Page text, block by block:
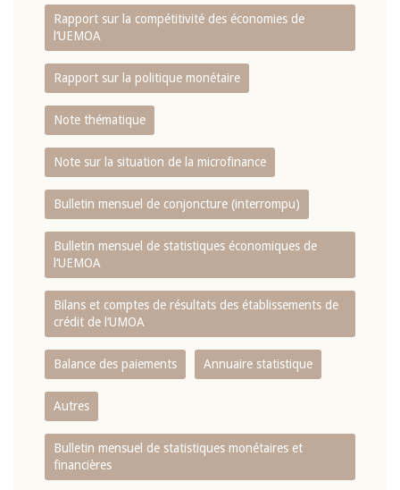
Rapport sur la compétitivité des économies de
l‘UEMOA
Rapport sur la politique monétaire
Note thématique
Note sur la situation de la microfinance
Bulletin mensuel de conjoncture (interrompu)
Bulletin mensuel de statistiques économiques de
l‘UEMOA
Bilans et comptes de résultats des établissements de
crédit de l‘UMOA
Balance des paiements Annuaire statistique
Autres
Bulletin mensuel de statistiques monétaires et
financières